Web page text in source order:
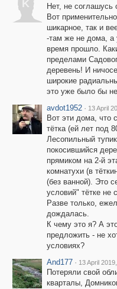
K
Нет, не соглашусь
Вот
шикарное, так и
-там же не дома, а
время прошло.
пределами
деревень! И
широкие
это уже было бы
avdot1952 · 13 April
Вот эти дома, что
тётка (ей лет под
Лесопильный
покосившийся
прямиком на 2-й
комнатухи (в
(без ванной). Это
условий" тётке не
Разве только,
дождалась.
К чему это я? А
предложить - не
условиях?
And177 · 13 April
Потеряли свой
кварталы,